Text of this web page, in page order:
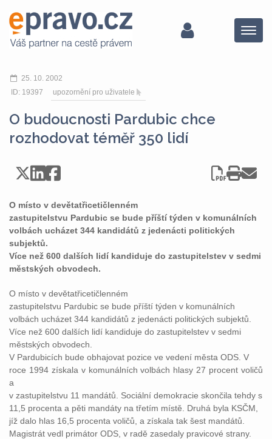
Menu
25. 10. 2002
ID: 19397
upozornění pro uživatele
O budoucnosti Pardubic chce
rozhodovat téměř 350 lidí
O místo v devětatřicetičlenném
zastupitelstvu Pardubic se bude příští týden v komunálních
volbách ucházet 344 kandidátů z jedenácti politických
subjektů.
Více než 600 dalších lidí kandiduje do zastupitelstev v sedmi
městských obvodech.
O místo v devětatřicetičlenném
zastupitelstvu Pardubic se bude příští týden v komunálních
volbách ucházet 344 kandidátů z jedenácti politických subjektů.
Více než 600 dalších lidí kandiduje do zastupitelstev v sedmi
městských obvodech.
V Pardubicích bude obhajovat pozice ve vedení města ODS. V
roce 1994 získala v komunálních volbách hlasy 27 procent voličů
a
v zastupitelstvu 11 mandátů. Sociální demokracie skončila tehdy s
11,5 procenta a pěti mandáty na třetím místě. Druhá byla KSČM,
jíž dalo hlas 16,5 procenta voličů, a získala tak šest mandátů.
Magistrát vedl primátor ODS, v radě zasedaly pravicové strany.